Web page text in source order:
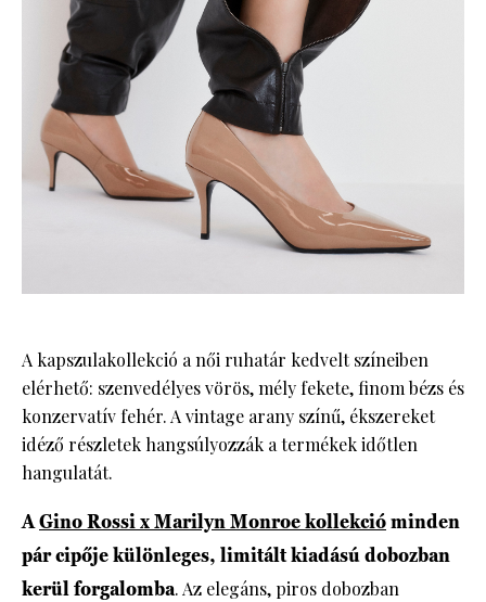
A kapszulakollekció a női ruhatár kedvelt színeiben
elérhető: szenvedélyes vörös, mély fekete, finom bézs és
konzervatív fehér. A vintage arany színű, ékszereket
idéző részletek hangsúlyozzák a termékek időtlen
hangulatát.
AGino Rossi x Marilyn Monroe kollekcióminden
pár cipője különleges, limitált kiadású dobozban
kerül forgalomba. Az elegáns, piros dobozban